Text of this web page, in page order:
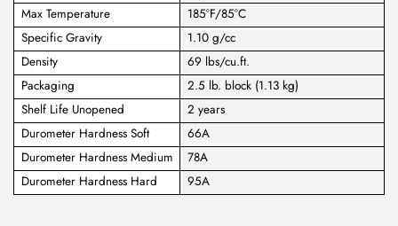
Max Temperature
185°F/85°C
Specific Gravity
1.10 g/cc
Density
69 lbs/cu.ft.
Packaging
2.5 lb. block (1.13 kg)
Shelf Life Unopened
2 years
Durometer Hardness Soft
66A
Durometer Hardness Medium
78A
Durometer Hardness Hard
95A